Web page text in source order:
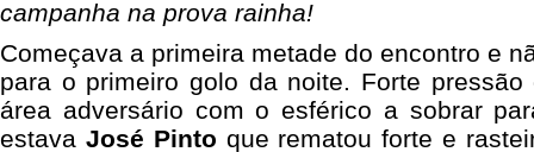
campanha na prova rainha!
Começava a primeira metade do encontro e
para o primeiro golo da noite. Forte
área adversário com o esférico a sobrar
estava José Pinto que rematou forte e